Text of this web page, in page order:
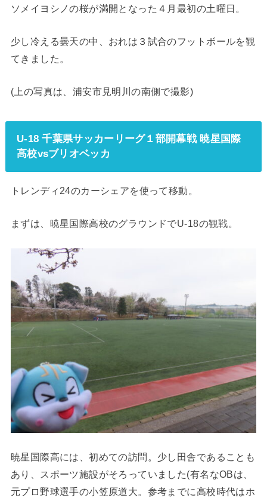
ソメイヨシノの桜が満開となった４月最初の土曜日。
少し冷える曇天の中、おれは３試合のフットボールを観
てきました。
(上の写真は、浦安市見明川の南側で撮影)
U-18 千葉県サッカーリーグ１部開幕戦 暁星国際
高校vsブリオベッカ
トレンディ24のカーシェアを使って移動。
まずは、暁星国際高校のグラウンドでU-18の観戦。
暁星国際高には、初めての訪問。少し田舎であることも
あり、スポーツ施設がそろっていました(有名なOBは、
元プロ野球選手の小笠原道大。参考までに高校時代はホ